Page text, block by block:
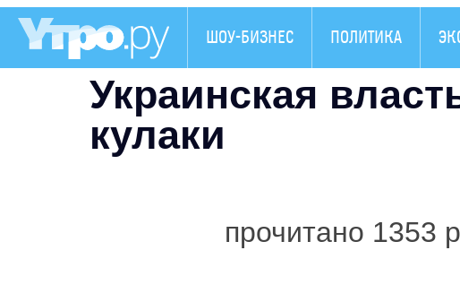
ШОУ-БИЗНЕС ПОЛИТИКА
Украинская
кулаки
прочитано 1353